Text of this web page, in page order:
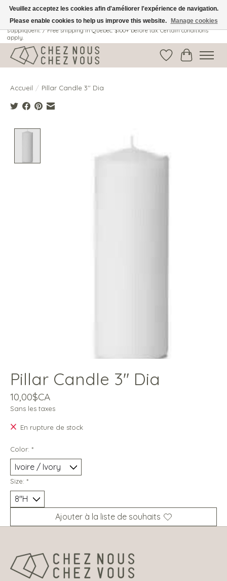
Livraison gratuite au Québec: 100$ + avant taxes. Certaines conditions
s'appliquent. / Free shipping in Quebec: $100+ before tax. Certain conditions
apply.
Liste dePanier
Accueil / Pillar Candle 3'' Dia
Pillar Candle 3'' Dia
10,00$CA
Sans les taxes
En rupture de stock
Color: *
Size: *
Ajouter à la liste de souhaits
Veuillez acceptez les cookies afin d'améliorer l'expérience de navigation.
Please enable cookies to help us improve this website.
Manage cookies